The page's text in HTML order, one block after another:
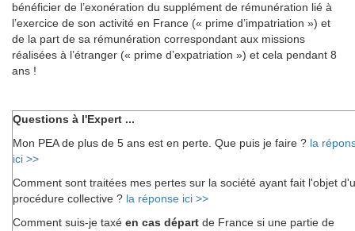
bénéficier de l’exonération du supplément de rémunération lié à
l’exercice de son activité en France (« prime d’impatriation ») et
de la part de sa rémunération correspondant aux missions
réalisées à l’étranger (« prime d’expatriation ») et cela pendant 8
ans !
Questions à l'Expert ...
Mon PEA de plus de 5 ans est en perte. Que puis je faire ? la
ici >>
Comment sont traitées mes pertes sur la société ayant fait l'objet
procédure collective ? la réponse ici >>
Comment suis-je taxé en cas départ de France si une partie de